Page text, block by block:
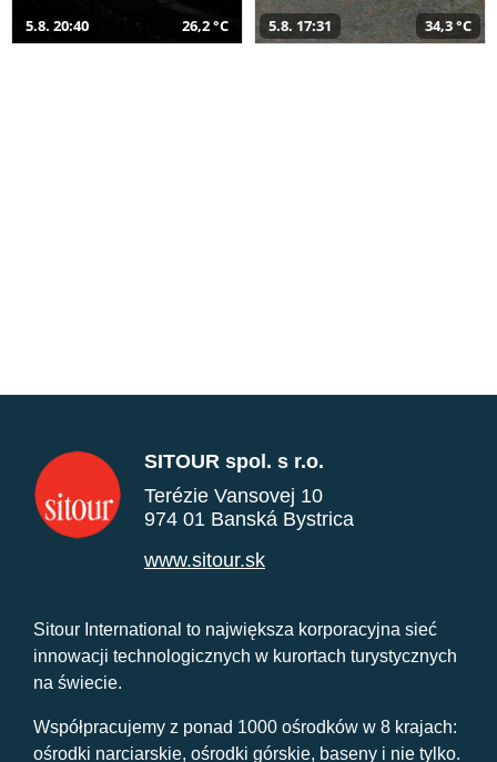
5.8. 20:40 26,2 °C 5.8. 17:31 34,3 °C
SITOUR spol. s r.o.
Terézie Vansovej 10
974 01 Banská Bystrica
www.sitour.sk
Sitour International to największa korporacyjna sieć
innowacji technologicznych w kurortach turystycznych
na świecie.
Współpracujemy z ponad 1000 ośrodków w 8 krajach:
ośrodki narciarskie, ośrodki górskie, baseny i nie tylko.